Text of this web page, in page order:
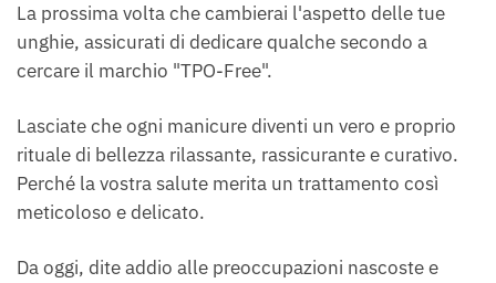
La prossima volta che cambierai l'aspetto delle tue
unghie, assicurati di dedicare qualche secondo a
cercare il marchio "TPO-Free".
Lasciate che ogni manicure diventi un vero e proprio
rituale di bellezza rilassante, rassicurante e curativo.
Perché la vostra salute merita un trattamento così
meticoloso e delicato.
Da oggi, dite addio alle preoccupazioni nascoste e